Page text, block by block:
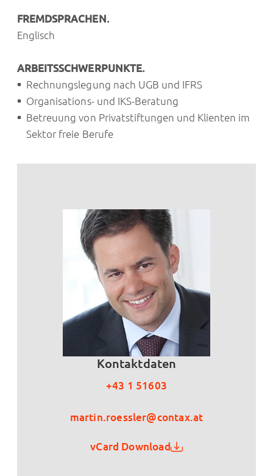
FREMDSPRACHEN.
Englisch
ARBEITSSCHWERPUNKTE.
Rechnungslegung nach UGB und IFRS
Organisations- und IKS-Beratung
Betreuung von Privatstiftungen und Klienten im
Sektor freie Berufe
Kontaktdaten
+43 1 51603
martin.roessler@contax.at
vCard Download